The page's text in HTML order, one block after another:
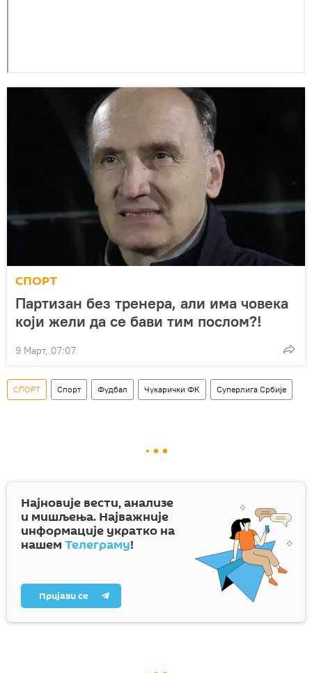
СПОРТ
Партизан без тренера, али има човека
који жели да се бави тим послом?!
9 Март, 07:07
СПОРТ Спорт Фудбал Чукарички ФК Суперлига Србије
Најновије вести, анализе
и мишљења. Најважније
информације укратко на
нашем Телеграму!
Пријави се